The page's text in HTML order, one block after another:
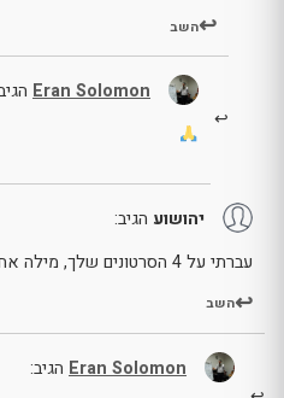
השב
Eran Solomon
יהושוע הגיב:
עברתי על 4 הסרטונים שלך, מילה אחת. מדהים!!;
השב
Eran Solomon הגיב: